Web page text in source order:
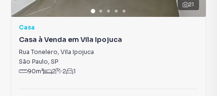
21
Casa
Casa à Venda em Vila Ipojuca
Rua Tonelero, Vila Ipojuca
São Paulo, SP
90m² 2 2 1